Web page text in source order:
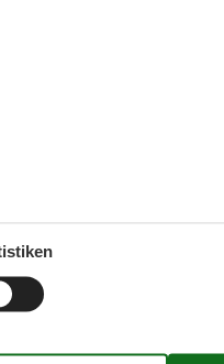
Windsurfen oder
Familien schätzen
Ausflüge.
beeindruckenden
interessante Einblicke
lohnt sich eine Fahrt mit
den anderen